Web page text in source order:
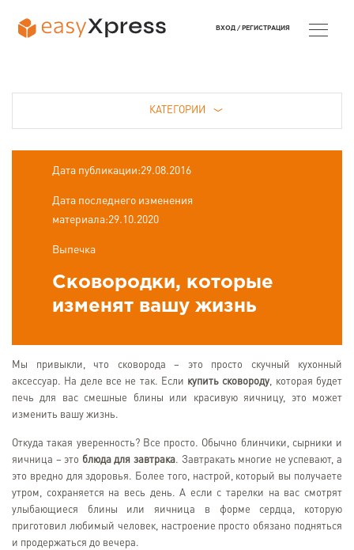
КАТЕГОРИИ
Дата публикации:29.08.2016
Дата последнего изменения
материала:29.10.2020
Выпечка
Сковородки, которые
изменят вашу жизнь
Мы привыкли, что сковорода – это просто скучный кухонный
аксессуар. На деле все не так. Если купить сковороду, которая будет
печь для вас смешные блины или красивую яичницу, это может
изменить вашу жизнь.
Откуда такая уверенность? Все просто. Обычно блинчики, сырники и
яичница – это блюда для завтрака. Завтракать многие не успевают, а
это вредно для здоровья. Более того, настрой, который вы получаете
утром, сохраняется на весь день. А если с тарелки на вас смотрят
улыбающиеся блины или яичница в форме сердца, которую
приготовил любимый человек, настроение просто обязано подняться
и продержаться до вечера.
ВХОД / РЕГИСТРАЦИЯ